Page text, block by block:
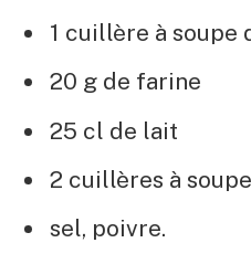
1 cuillère à soupe
20 g de farine
25 cl de lait
2 cuillères à
sel, poivre.